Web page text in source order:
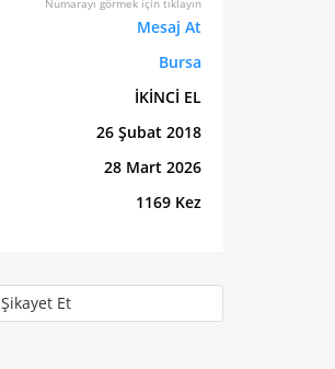
Numarayı görmek için tıklayın
Mesaj At
Bursa
İKİNCİ EL
26 Şubat 2018
28 Mart 2026
1169 Kez
Şikayet Et